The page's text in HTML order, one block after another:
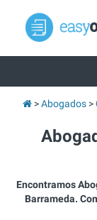
Abogados
Encontramos
Barrameda.